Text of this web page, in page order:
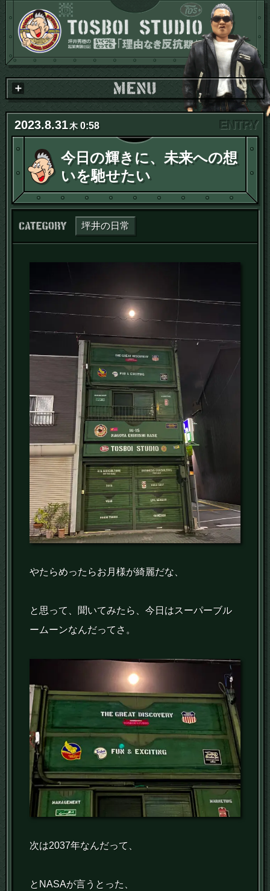
2023.8.31木0:58
今日の輝きに、未来への想
いを馳せたい
カテゴリー：
坪井の日常
やたらめったらお月様が綺麗だな、
と思って、聞いてみたら、今日はスーパーブル
ームーンなんだってさ。
次は2037年なんだって、
とNASAが言うとった、